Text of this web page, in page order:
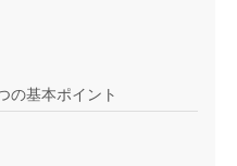
の基本ポイント